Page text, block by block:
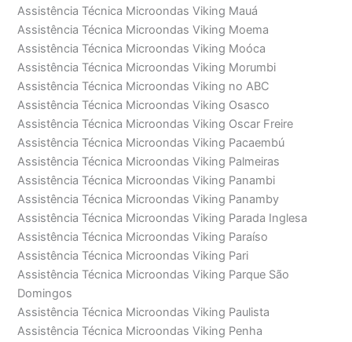
Assistência Técnica Microondas Viking Mauá
Assistência Técnica Microondas Viking Moema
Assistência Técnica Microondas Viking Moóca
Assistência Técnica Microondas Viking Morumbi
Assistência Técnica Microondas Viking no ABC
Assistência Técnica Microondas Viking Osasco
Assistência Técnica Microondas Viking Oscar Freire
Assistência Técnica Microondas Viking Pacaembú
Assistência Técnica Microondas Viking Palmeiras
Assistência Técnica Microondas Viking Panambi
Assistência Técnica Microondas Viking Panamby
Assistência Técnica Microondas Viking Parada Inglesa
Assistência Técnica Microondas Viking Paraíso
Assistência Técnica Microondas Viking Pari
Assistência Técnica Microondas Viking Parque São
Domingos
Assistência Técnica Microondas Viking Paulista
Assistência Técnica Microondas Viking Penha